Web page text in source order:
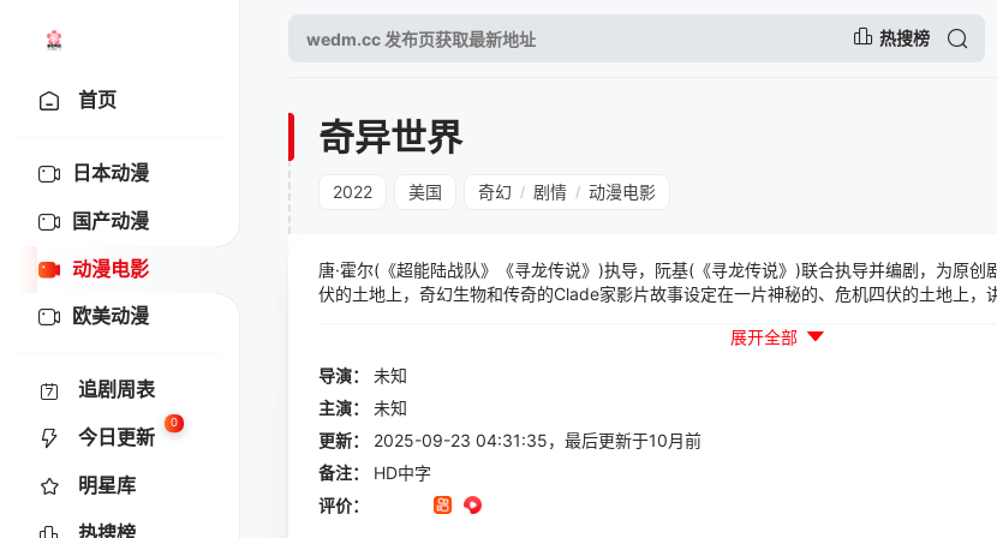
热搜榜
首页
日本动漫
国产动漫
动漫电影
欧美动漫
追剧周表
今日更新
0
明星库
热搜榜
奇异世界
2022 美国 奇幻 / 剧情 / 动漫电影
唐·霍尔(《超能陆战队》《寻龙传说》)执导，阮基(《寻龙传说》)联合执导并编剧，为原创
伏的土地上，奇幻生物和传奇的Clade家影片故事设定在一片神秘的、危机四伏的土地上，
展开全部
导演：
未知
主演：
未知
更新：
2025-09-23 04:31:35，最后更新于10月前
备注：
HD中字
评价：